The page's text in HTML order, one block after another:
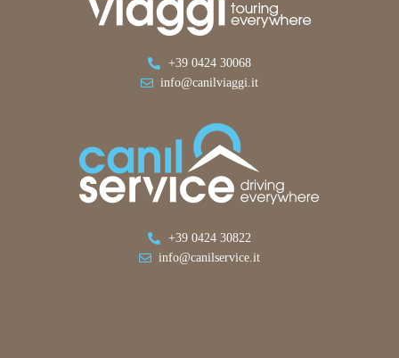
+39 0424 30068
info@canilviaggi.it
+39 0424 30822
info@canilservice.it